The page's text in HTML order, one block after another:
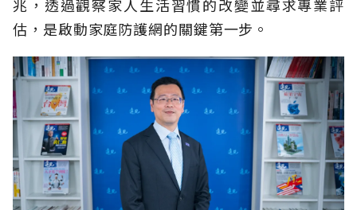
兆，透過觀察家人生活習慣的改變並尋求專業評
估，是啟動家庭防護網的關鍵第一步。